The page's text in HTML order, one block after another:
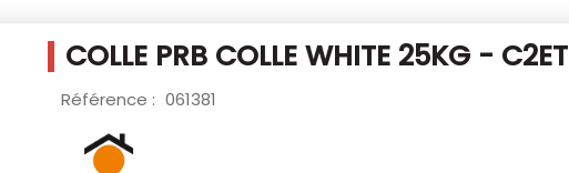
COLLE PRB COLLE WHITE 25KG - C2ET
Référence : 061381